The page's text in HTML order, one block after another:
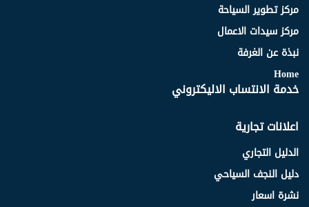
مركز تطوير السياحة
مركز سيدات الاعمال
نبذة عن الغرفة
Home
خدمة الانتساب الاليكتروني
اعلانات تجارية
الدليل التجاري
دليل النجف السياحي
نشرة اسعار